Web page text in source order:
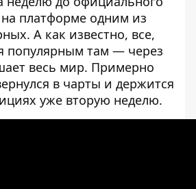
на платформе одним из
А как известно, все,
популярным там — через
весь мир. Примерно
в чарты и держится
уже вторую неделю.